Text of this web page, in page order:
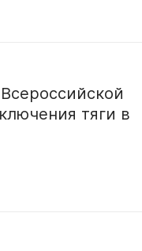
тяги в